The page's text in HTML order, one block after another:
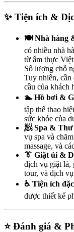
✨ Tiện ích &
🍽️ Nhà hàng
có nhiều nhà
từ ẩm thực
Số lượng chỗ
Tuy nhiên, cần
cầu của khách
🏊 Hồ bơi &
tập thể thao
sức khỏe của
🧖 Spa & Thư
vụ spa và
massage, và
👔 Giặt ủi &
dịch vụ giặt là,
tour, và dịch
♿ Tiện ích
được thiết kế
⭐ Đánh giá &